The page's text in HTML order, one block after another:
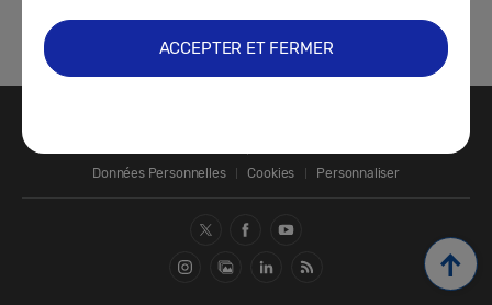
1 2 3
Données Personnelles
Cookies Personnaliser
ACCEPTER ET FERMER